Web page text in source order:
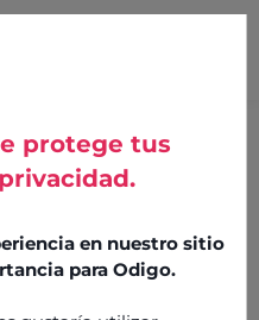
protege tus
en nuestro sitio
para Odigo.
omnicanal
y